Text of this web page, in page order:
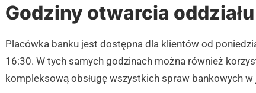
Godziny otwarcia
Placówka banku jest dostępna dla klientów od
16:30. W tych samych godzinach można również
kompleksową obsługę wszystkich spraw bankowych w